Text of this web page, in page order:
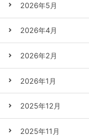
2026年5月
2026年4月
2026年2月
2026年1月
2025年12月
2025年11月